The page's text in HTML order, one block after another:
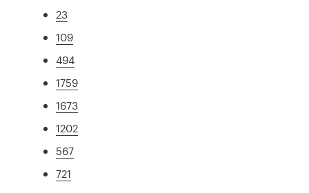
23
109
494
1759
1673
1202
567
721